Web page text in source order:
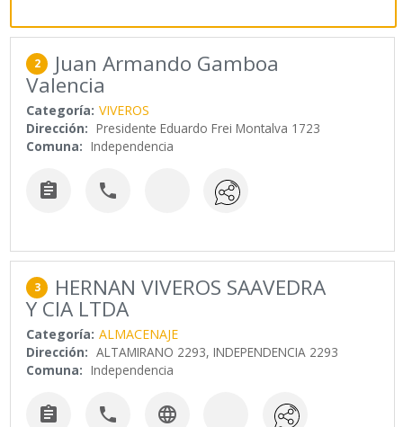
2 Juan Armando Gamboa
Valencia
Categoría: VIVEROS
Dirección: Presidente Eduardo Frei Montalva 1723
Comuna: Independencia
 
3 HERNAN VIVEROS SAAVEDRA
Y CIA LTDA
Categoría: ALMACENAJE
Dirección: ALTAMIRANO 2293, INDEPENDENCIA 2293
Comuna: Independencia
  